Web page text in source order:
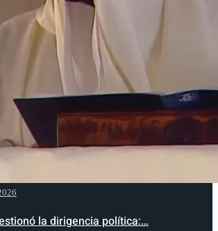
la dirigencia política:…